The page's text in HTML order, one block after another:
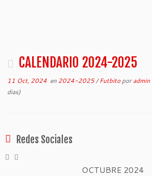
CALENDARIO 2024-2025
11 Oct, 2024 en 2024-2025/Futbitoporadmin
dias)
Redes Sociales
OCTUBRE 2024